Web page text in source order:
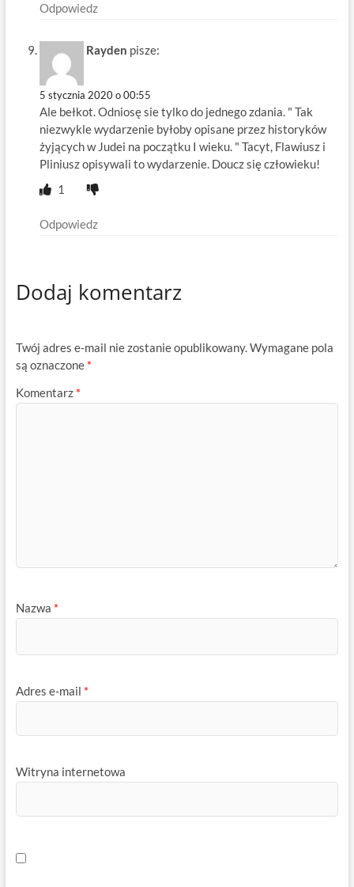
Odpowiedz
Rayden pisze:
5 stycznia 2020 o 00:55
Ale bełkot. Odniosę sie tylko do jednego zdania. " Tak
niezwykle wydarzenie byłoby opisane przez historyków
żyjących w Judei na początku I wieku. " Tacyt, Flawiusz i
Pliniusz opisywali to wydarzenie. Doucz się człowieku!
1
Odpowiedz
Dodaj komentarz
Twój adres e-mail nie zostanie opublikowany. Wymagane pola
są oznaczone *
Komentarz *
Nazwa *
Adres e-mail *
Witryna internetowa